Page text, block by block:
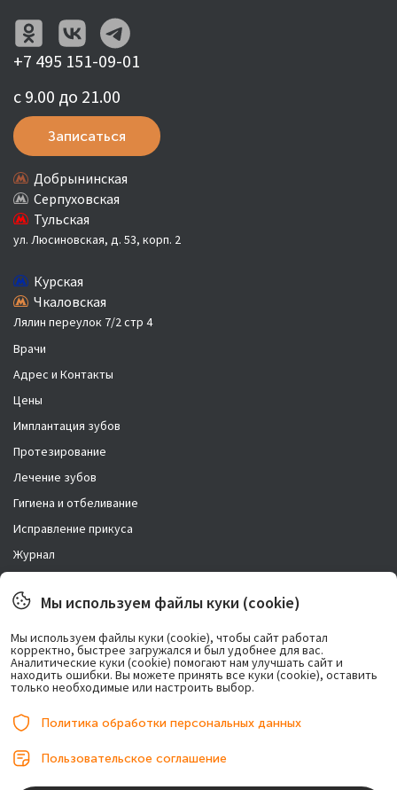
Врачи
Адрес и Контакты
Цены
Имплантация зубов
Протезирование
Лечение зубов
Гигиена и отбеливание
Исправление прикуса
Журнал
Правовая информация
Возможно лечение в рассрочку.
+7 495 151-09-01
с 9.00 до 21.00
Записаться
Добрынинская
Серпуховская
Тульская
ул. Люсиновская, д. 53, корп. 2
Курская
Чкаловская
Лялин переулок 7/2 стр 4
Мы используем файлы куки (cookie)
Мы используем файлы куки (cookie), чтобы сайт работал
корректно, быстрее загружался и был удобнее для вас.
Аналитические куки (cookie) помогают нам улучшать сайт и
находить ошибки. Вы можете принять все куки (cookie), оставить
только необходимые или настроить выбор.
Политика обработки персональных данных
Пользовательское соглашение